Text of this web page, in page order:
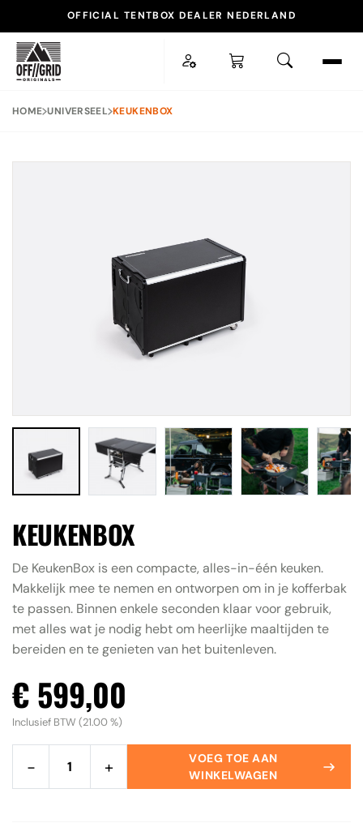
OFFICIAL TENTBOX DEALER NEDERLAND
DAKDRAGER ACCESSOIRES
ALLE RESULTATEN BEKIJKEN
HOME UNIVERSEEL KEUKENBOX
KEUKENBOX
De KeukenBox is een compacte, alles-in-één keuken.
Makkelijk mee te nemen en ontworpen om in je kofferbak
te passen. Binnen enkele seconden klaar voor gebruik,
met alles wat je nodig hebt om heerlijke maaltijden te
bereiden en te genieten van het buitenleven.
€ 599,00
Inclusief BTW (21.00 %)
− +
VOEG TOE AAN
WINKELWAGEN